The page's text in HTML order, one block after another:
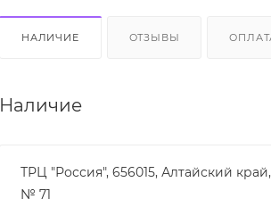
НАЛИЧИЕ ОТЗЫВЫ
Наличие
ТРЦ "Россия", 656015, Алтайский
№ 71